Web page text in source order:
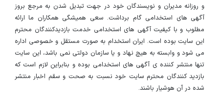
و روزانه مدیران و نویسندگان خود در جهت تبدیل شدن به مرجع بروز
آگهی های استخدامی گام برداشت. سعی همیشگی همکاران ما ارائه
مطلوب و با کیفیت آگهی های استخدامی خدمت بازدیدکنندگان محترم
این سایت بوده است. ایران استخدام به صورت مستقل و خصوصی اداره
می شود و وابسته به هیچ نهاد و یا سازمان دولتی نمی باشد، این سایت
تنها منتشر کننده ی آگهی های استخدامی بوده و بنابراین لازم است که
بازدید کنندگان محترم سایت خود نسبت به صحت و سقم اخبار منتشر
شده در آن هوشیار باشند.